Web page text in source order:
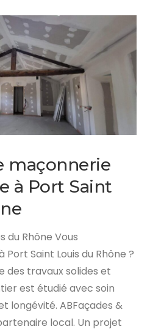
maçonnerie
à Port Saint
du Rhône Vous
Saint Louis du Rhône ?
des travaux solides et
est étudié avec soin
longévité. ABFaçades &
local. Un projet